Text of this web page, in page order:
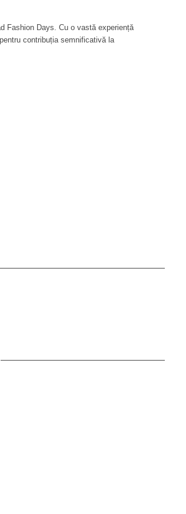
Fashion Days. Cu o vastă experiență
contribuția semnificativă la